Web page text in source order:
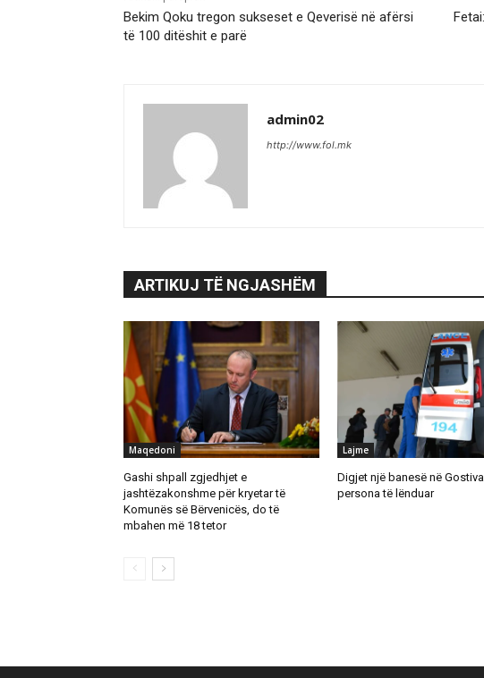
Bekim Qoku tregon sukseset e Qeverisë në afërsi
të 100 ditëshit e parë
admin02
http://www.fol.mk
ARTIKUJ TË NGJASHËM
Maqedoni
Gashi shpall zgjedhjet e
jashtëzakonshme për kryetar të
Komunës së Bërvenicës, do të
mbahen më 18 tetor
Lajme
Digjet një banesë në
persona të lënduar